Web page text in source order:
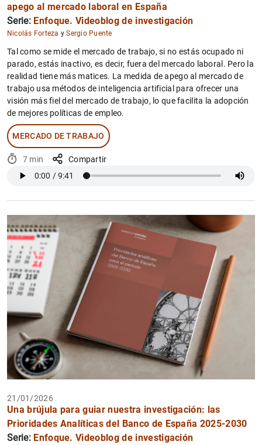
apego al mercado laboral en España
Serie: Enfoque. Videoblog de investigación
Nicolás Forteza ySergio Puente
Tal como se mide el mercado de trabajo, si no estás ocupado ni
parado, estás inactivo, es decir, fuera del mercado laboral. Pero la
realidad tiene más matices. La medida de apego al mercado de
trabajo usa métodos de inteligencia artificial para ofrecer una
visión más fiel del mercado de trabajo, lo que facilita la adopción
de mejores políticas de empleo.
MERCADO DE TRABAJO
7 min Compartir
21/01/2026
Una brújula para guiar nuestra investigación: las
Prioridades Analíticas del Banco de España 2025-2030
Serie: Enfoque. Videoblog de investigación